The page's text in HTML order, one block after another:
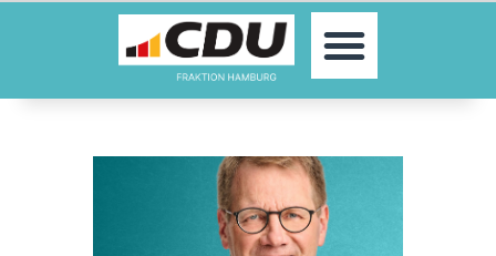
MOIN!
ABGEORDNETE